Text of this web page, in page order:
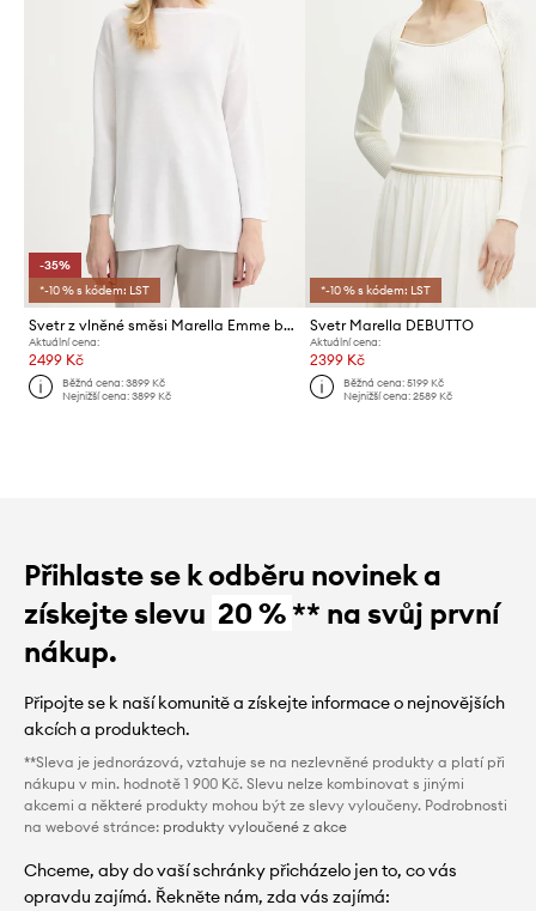
-35%
*-10 % s kódem: LST
Svetr z vlněné směsi Marella Emme by Marella
Aktuální cena:
2499 Kč
Běžná cena:3899 Kč
Nejnižší cena:3899 Kč
*-10 % s kódem: LST
Svetr Marella DEBUTTO
Aktuální cena:
2399 Kč
Běžná cena: 5199 Kč
Nejnižší cena: 2589 Kč
Přihlaste se k odběru novinek a
získejte slevu 20 %** na svůj první
nákup.
Připojte se k naší komunitě a získejte informace o nejnovějších
akcích a produktech.
**Sleva je jednorázová, vztahuje se na nezlevněné produkty a platí při
nákupu v min. hodnotě 1 900 Kč. Slevu nelze kombinovat s jinými
akcemi a některé produkty mohou být ze slevy vyloučeny. Podrobnosti
na webové stránce: produkty vyloučené z akce
Chceme, aby do vaší schránky přicházelo jen to, co vás
opravdu zajímá. Řekněte nám, zda vás zajímá: